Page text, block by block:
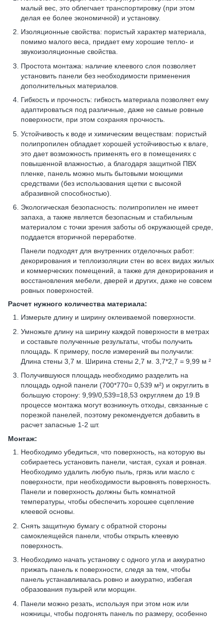
малый вес, это облегчает транспортировку (при этом
делая ее более экономичной) и установку.
Изоляционные свойства: пористый характер материала,
помимо малого веса, придает ему хорошие тепло- и
звукоизоляционные свойства.
Простота монтажа: наличие клеевого слоя позволяет
установить панели без необходимости применения
дополнительных материалов.
Гибкость и прочность: гибкость материала позволяет ему
адаптироваться под различные, даже не самые ровные
поверхности, при этом сохраняя прочность.
Устойчивость к воде и химическим веществам: пористый
полипропилен обладает хорошей устойчивостью к влаге,
это дает возможность применять его в помещениях с
повышенной влажностью, а благодаря защитной ПВХ
пленке, панель можно мыть бытовыми моющими
средствами (без использования щетки с высокой
абразивной способностью).
Экологическая безопасность: полипропилен не имеет
запаха, а также является безопасным и стабильным
материалом с точки зрения заботы об окружающей среде,
поддается вторичной переработке.
Панели подходят для внутренних отделочных работ:
декорирования и теплоизоляции стен во всех видах жилых
и коммерческих помещений, а также для декорирования и
восстановления мебели, дверей и других, даже не совсем
ровных поверхностей.
Расчет нужного количества материала:
Измерьте длину и ширину оклеиваемой поверхности.
Умножьте длину на ширину каждой поверхности в метрах
и составьте полученные результаты, чтобы получить
площадь. К примеру, после измерений вы получили:
Длина стены 3,7 м. Ширина стены 2,7 м. 3,7*2,7 = 9,99 м ²
Получившуюся площадь необходимо разделить на
площадь одной панели (700*770= 0,539 м²) и округлить в
большую сторону: 9,99/0,539=18,53 округляем до 19.В
процессе монтажа могут возникнуть отходы, связанные с
порезкой панелей, поэтому рекомендуется добавить в
расчет запасные 1-2 шт.
Монтаж:
Необходимо убедиться, что поверхность, на которую вы
собираетесь установить панели, чистая, сухая и ровная.
Необходимо удалить любую пыль, грязь или масло с
поверхности, при необходимости выровнять поверхность.
Панели и поверхность должны быть комнатной
температуры, чтобы обеспечить хорошее сцепление
клеевой основы.
Снять защитную бумагу с обратной стороны
самоклеящейся панели, чтобы открыть клеевую
поверхность.
Необходимо начать установку с одного угла и аккуратно
прижать панель к поверхности, следя за тем, чтобы
панель устанавливалась ровно и аккуратно, избегая
образования пузырей или морщин.
Панели можно резать, используя при этом нож или
ножницы, чтобы подгонять панель по размеру, особенно